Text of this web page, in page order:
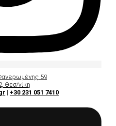
59
Θεσ/νίκη
| +30 231 051 7410